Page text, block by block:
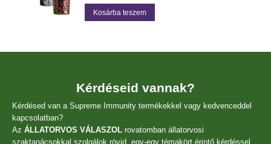
was:
30
Kosárba teszem
Kérdéseid vannak?
Kérdésed van a Supreme Immunity termékekkel vagy kedvenceddel
kapcsolatban?
Az ÁLLATORVOS VÁLASZOL rovatomban állatorvosi
szaktanácsokkal szolgálok rövid, egy-egy témakört érintő kérdéssel